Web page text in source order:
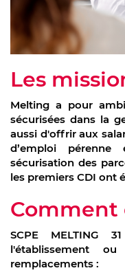
Les
Melting a pour
sécurisées dans la
aussi d'offrir aux
d’emploi
sécurisation des
les premiers CDI ont
Comment
SCPE MELTING
l'établissement
remplacements :